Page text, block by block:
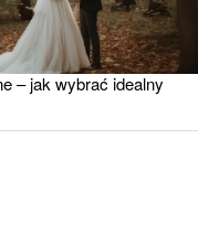
– jak wybrać idealny